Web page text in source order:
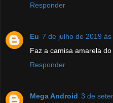
Responder
Eu 7 de julho de 2019 às
Faz a camisa amarela
Responder
Mega Android 3 de